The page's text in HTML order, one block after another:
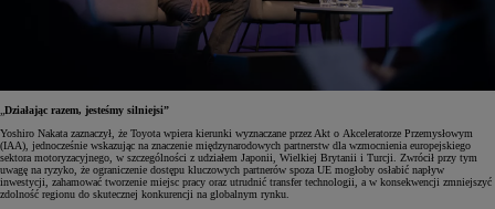
Działając razem, jesteśmy silniejsi”
Yoshiro Nakata zaznaczył, że Toyota wpiera kierunki wyznaczane przez Akt o Akceleratorze Przemysłowym
(IAA), jednocześnie wskazując na znaczenie międzynarodowych partnerstw dla wzmocnienia europejskiego
sektora motoryzacyjnego, w szczególności z udziałem Japonii, Wielkiej Brytanii i Turcji. Zwrócił przy tym
uwagę na ryzyko, że ograniczenie dostępu kluczowych partnerów spoza UE mogłoby osłabić napływ
inwestycji, zahamować tworzenie miejsc pracy oraz utrudnić transfer technologii, a w konsekwencji zmniejszyć
zdolność regionu do skutecznej konkurencji na globalnym rynku.